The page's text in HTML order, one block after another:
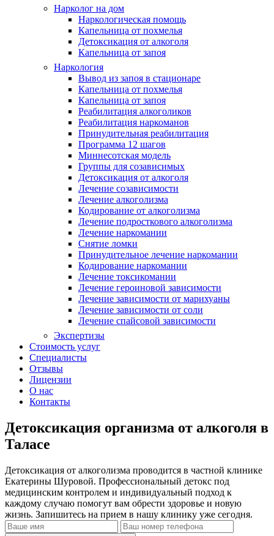
Нарколог на дом
Наркологическая помощь
Капельница от похмелья
Детоксикация от алкоголя
Капельница от запоя
Наркология
Вывод из запоя в стационаре
Капельница от похмелья
Капельница от запоя
Реабилитация алкоголиков
Реабилитация наркоманов
Принудительная реабилитация
Программа 12 шагов
Миннесотская модель
Группы для созависимых
Детоксикация от алкоголя
Лечение созависимости
Лечение алкоголизма
Кодирование от алкоголизма
Лечение подросткового алкоголизма
Лечение наркомании
Снятие ломки
Принудительное лечение наркомании
Кодирование наркомании
Лечение токсикомании
Лечение героиновой зависимости
Лечение зависимости от марихуаны
Лечение зависимости от соли
Лечение спайсовой зависимости
Экспертизы
Стоимость услуг
Специалисты
Отзывы
Лицензии
О нас
Контакты
Детоксикация организма от алкоголя в
Таласе
Детоксикация от алкоголизма проводится в частной клинике
Екатерины Шуровой. Профессиональный детокс под
медицинским контролем и индивидуальный подход к
каждому случаю помогут вам обрести здоровье и новую
жизнь. Запишитесь на прием в нашу клинику уже сегодня.